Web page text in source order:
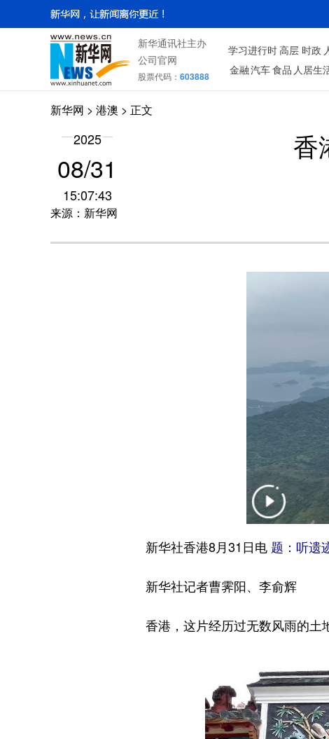
新华通讯社主办
公司官网
股票代码： 603888
学习进行时 高层 时政
金融 汽车 食品 人居生
新华网 > 港澳 > 正文
2025
08/31
15:07:43
来源：新华网
香
新华社香港8月31日电 题：听遗
新华社记者曹霁阳、李俞辉
香港，这片经历过无数风雨的土地